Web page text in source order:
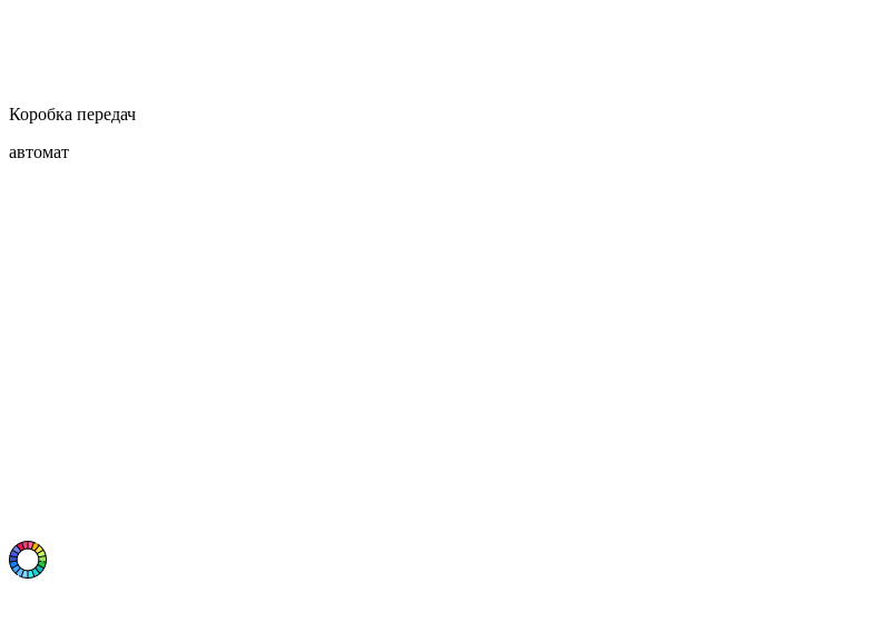
Коробка передач
автомат